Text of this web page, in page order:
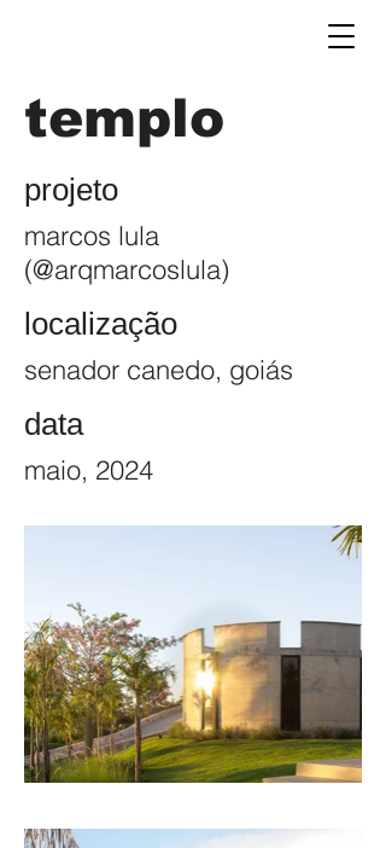
templo
projeto
marcos lula
(@arqmarcoslula)
localização
senador canedo, goiás
data
maio, 2024